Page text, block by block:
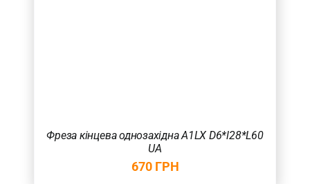
Фреза кінцева однозахідна A1LX D6*l28*L60
UA
670 ГРН